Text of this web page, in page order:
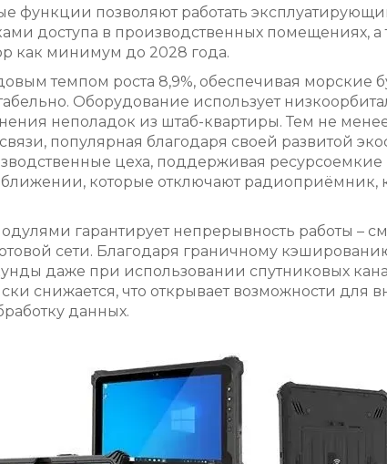
функции позволяют работать
доступа в производственных помещениях,
как минимум до 2028 года.
темпом роста 8,9%, обеспечивая морские
Оборудование использует
неполадок из штаб-квартиры. Тем не
популярная благодаря своей развитой
цеха, поддерживая
которые отключают радиоприёмник,
гарантирует непрерывность работы –
сети. Благодаря граничному
даже при использовании спутниковых
снижается, что открывает возможности для
данных.